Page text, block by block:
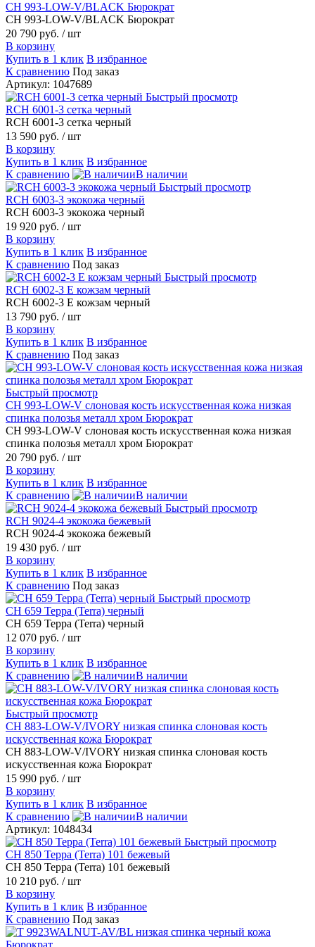
CH 993-LOW-V/BLACK Бюрократ
CH 993-LOW-V/BLACK Бюрократ
20 790 руб. / шт
В корзину
Купить в 1 клик В избранное
К сравнению Под заказ
Артикул: 1047689
Быстрый просмотр
RCH 6001-3 сетка черный
RCH 6001-3 сетка черный
13 590 руб. / шт
В корзину
Купить в 1 клик В избранное
К сравнению
В наличии
Быстрый просмотр
RCH 6003-3 экокожа черный
RCH 6003-3 экокожа черный
19 920 руб. / шт
В корзину
Купить в 1 клик В избранное
К сравнению Под заказ
Быстрый просмотр
RCH 6002-3 E кожзам черный
RCH 6002-3 E кожзам черный
13 790 руб. / шт
В корзину
Купить в 1 клик В избранное
К сравнению Под заказ
Быстрый просмотр
CH 993-LOW-V слоновая кость искусственная кожа низкая
спинка полозья металл хром Бюрократ
CH 993-LOW-V слоновая кость искусственная кожа низкая
спинка полозья металл хром Бюрократ
20 790 руб. / шт
В корзину
Купить в 1 клик В избранное
К сравнению
В наличии
Быстрый просмотр
RCH 9024-4 экокожа бежевый
RCH 9024-4 экокожа бежевый
19 430 руб. / шт
В корзину
Купить в 1 клик В избранное
К сравнению Под заказ
Быстрый просмотр
CH 659 Терра (Terra) черный
CH 659 Терра (Terra) черный
12 070 руб. / шт
В корзину
Купить в 1 клик В избранное
К сравнению
В наличии
Быстрый просмотр
CH 883-LOW-V/IVORY низкая спинка слоновая кость
искусственная кожа Бюрократ
CH 883-LOW-V/IVORY низкая спинка слоновая кость
искусственная кожа Бюрократ
15 990 руб. / шт
В корзину
Купить в 1 клик В избранное
К сравнению
В наличии
Артикул: 1048434
Быстрый просмотр
CH 850 Терра (Terra) 101 бежевый
CH 850 Терра (Terra) 101 бежевый
10 210 руб. / шт
В корзину
Купить в 1 клик В избранное
К сравнению Под заказ